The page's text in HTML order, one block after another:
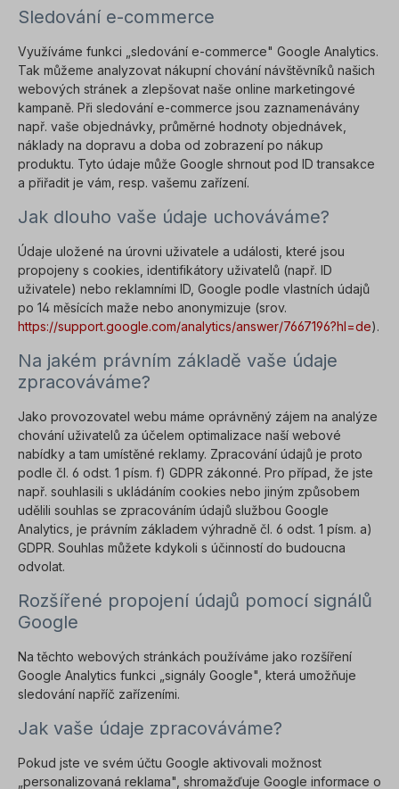
Sledování e-commerce
Využíváme funkci „sledování e-commerce" Google Analytics.
Tak můžeme analyzovat nákupní chování návštěvníků našich
webových stránek a zlepšovat naše online marketingové
kampaně. Při sledování e-commerce jsou zaznamenávány
např. vaše objednávky, průměrné hodnoty objednávek,
náklady na dopravu a doba od zobrazení po nákup
produktu. Tyto údaje může Google shrnout pod ID transakce
a přiřadit je vám, resp. vašemu zařízení.
Jak dlouho vaše údaje uchováváme?
Údaje uložené na úrovni uživatele a události, které jsou
propojeny s cookies, identifikátory uživatelů (např. ID
uživatele) nebo reklamními ID, Google podle vlastních údajů
po 14 měsících maže nebo anonymizuje (srov.
https://support.google.com/analytics/answer/7667196?hl=de).
Na jakém právním základě vaše údaje
zpracováváme?
Jako provozovatel webu máme oprávněný zájem na analýze
chování uživatelů za účelem optimalizace naší webové
nabídky a tam umístěné reklamy. Zpracování údajů je proto
podle čl. 6 odst. 1 písm. f) GDPR zákonné. Pro případ, že jste
např. souhlasili s ukládáním cookies nebo jiným způsobem
udělili souhlas se zpracováním údajů službou Google
Analytics, je právním základem výhradně čl. 6 odst. 1 písm. a)
GDPR. Souhlas můžete kdykoli s účinností do budoucna
odvolat.
Rozšířené propojení údajů pomocí signálů
Google
Na těchto webových stránkách používáme jako rozšíření
Google Analytics funkci „signály Google", která umožňuje
sledování napříč zařízeními.
Jak vaše údaje zpracováváme?
Pokud jste ve svém účtu Google aktivovali možnost
„personalizovaná reklama", shromažďuje Google informace o